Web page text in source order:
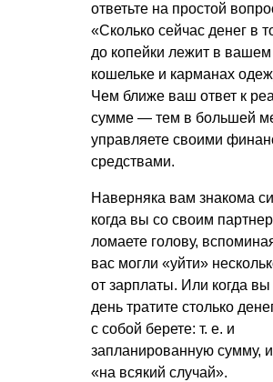
ответьте на простой
«Сколько сейчас денег в
до копейки лежит в вашем
кошельке и карманах
Чем ближе ваш ответ к
сумме — тем в большей
управляете своими
средствами.
Наверняка вам знакома
когда вы со своим
ломаете голову,
вас могли «уйти»
от зарплаты. Или когда
день тратите столько
с собой берете: т. е. и
запланированную сумму,
«на всякий случай».